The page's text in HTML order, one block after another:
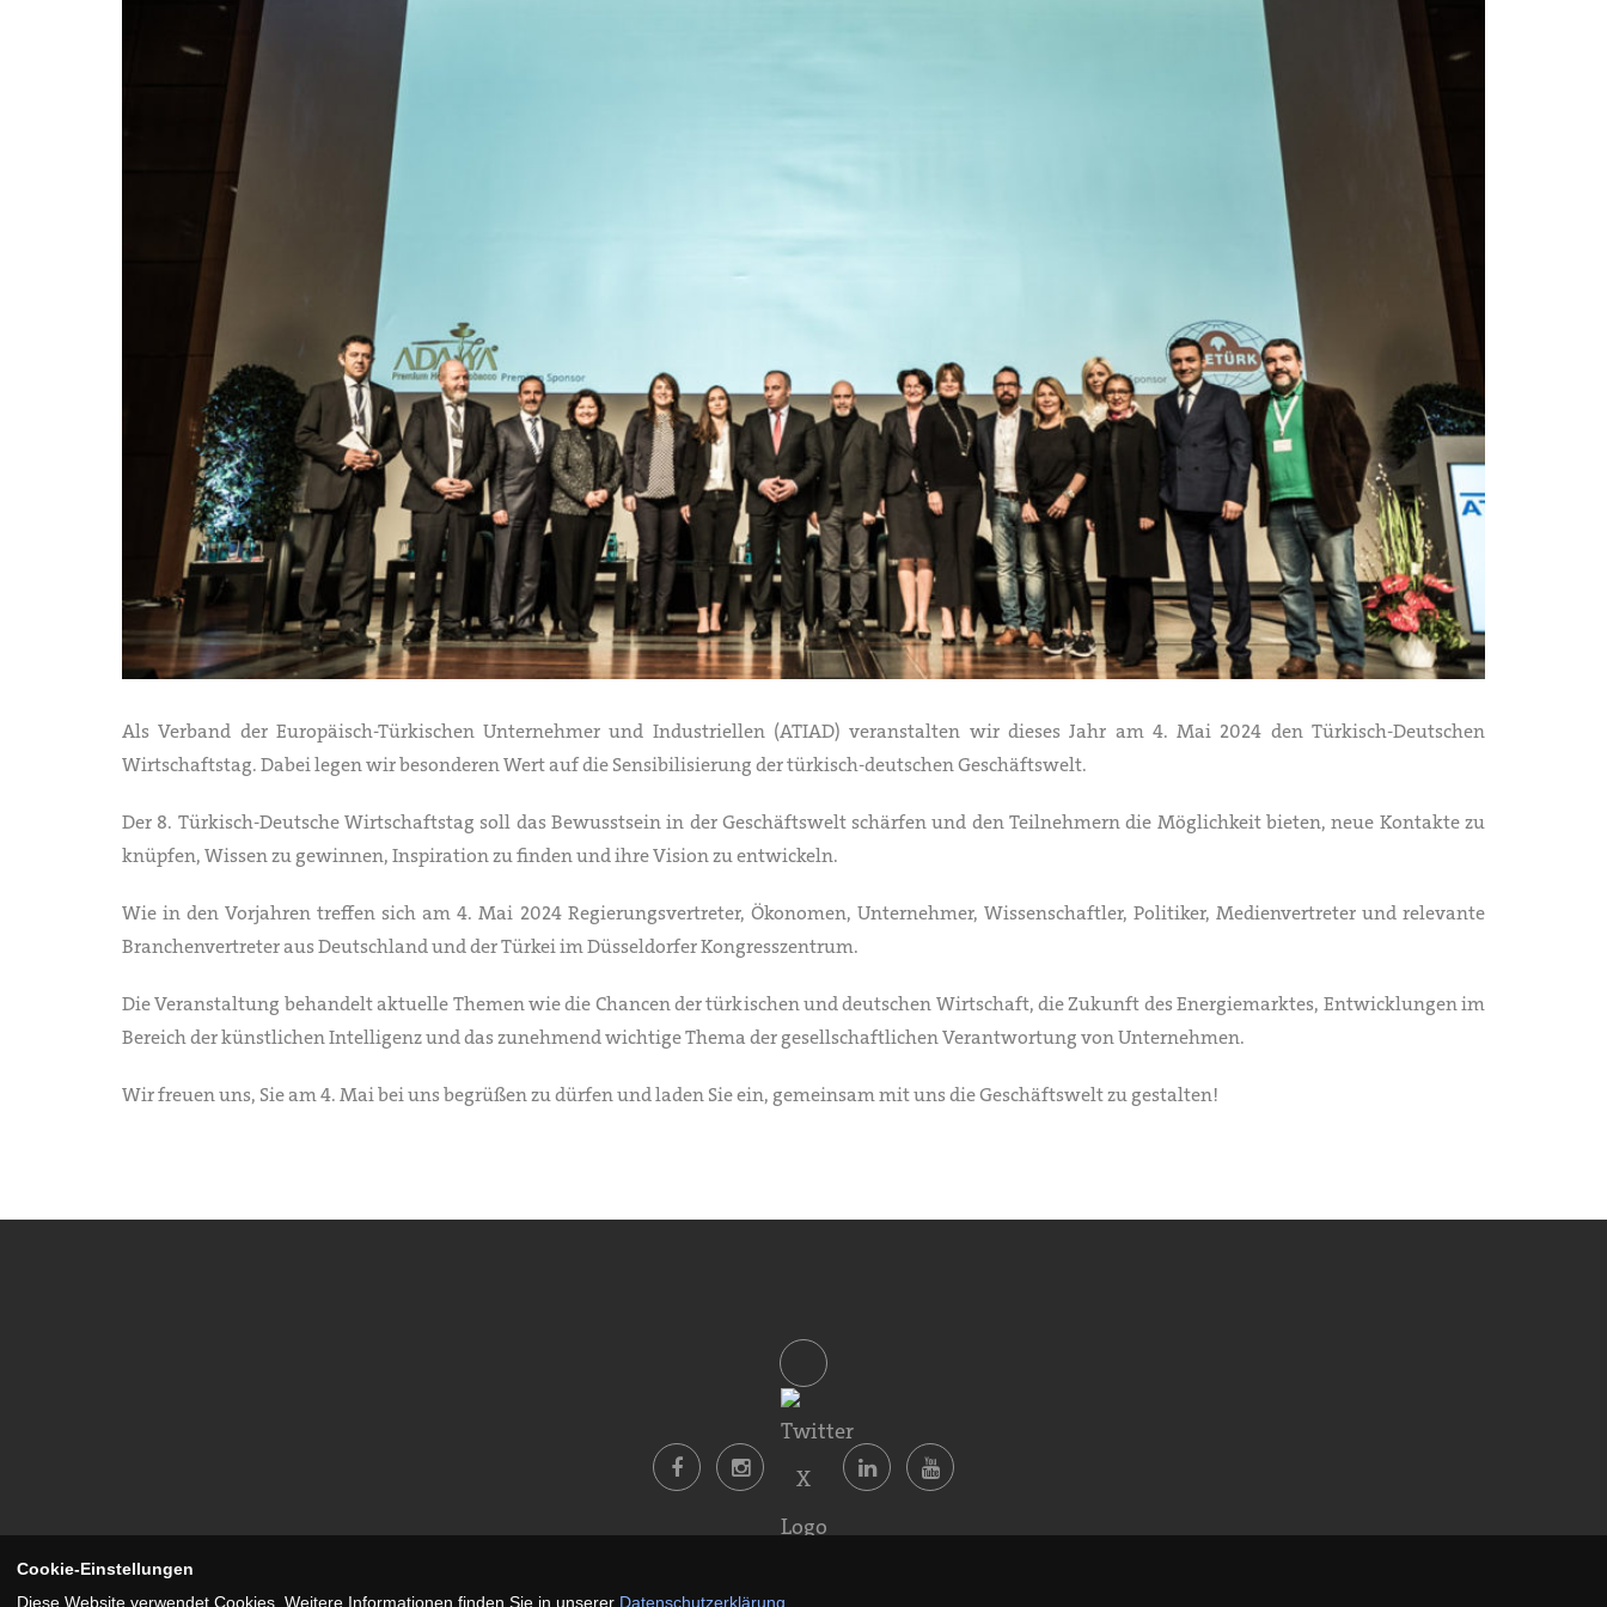
Als Verband der Europäisch-Türkischen Unternehmer und Industriellen (ATIAD) veranstalten wir dieses Jahr am 4. Mai 2024 den Türkisch-Deutschen
Wirtschaftstag. Dabei legen wir besonderen Wert auf die Sensibilisierung der türkisch-deutschen Geschäftswelt.
Der 8. Türkisch-Deutsche Wirtschaftstag soll das Bewusstsein in der Geschäftswelt schärfen und den Teilnehmern die Möglichkeit bieten, neue Kontakte zu
knüpfen, Wissen zu gewinnen, Inspiration zu finden und ihre Vision zu entwickeln.
Wie in den Vorjahren treffen sich am 4. Mai 2024 Regierungsvertreter, Ökonomen, Unternehmer, Wissenschaftler, Politiker, Medienvertreter und relevante
Branchenvertreter aus Deutschland und der Türkei im Düsseldorfer Kongresszentrum.
Die Veranstaltung behandelt aktuelle Themen wie die Chancen der türkischen und deutschen Wirtschaft, die Zukunft des Energiemarktes, Entwicklungen im
Bereich der künstlichen Intelligenz und das zunehmend wichtige Thema der gesellschaftlichen Verantwortung von Unternehmen.
Wir freuen uns, Sie am 4. Mai bei uns begrüßen zu dürfen und laden Sie ein, gemeinsam mit uns die Geschäftswelt zu gestalten!
Cookie-Einstellungen
Diese Website verwendet Cookies. Weitere Informationen finden Sie in unserer Datenschutzerklärung